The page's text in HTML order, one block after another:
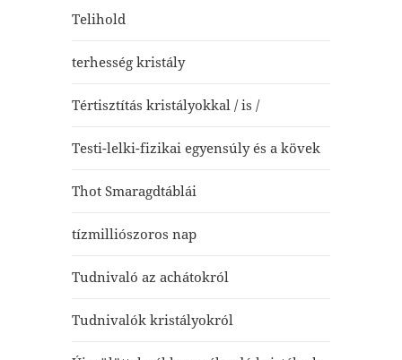
Telihold
terhesség kristály
Tértisztítás kristályokkal / is /
Testi-lelki-fizikai egyensúly és a kövek
Thot Smaragdtáblái
tízmilliószoros nap
Tudnivaló az achátokról
Tudnivalók kristályokról